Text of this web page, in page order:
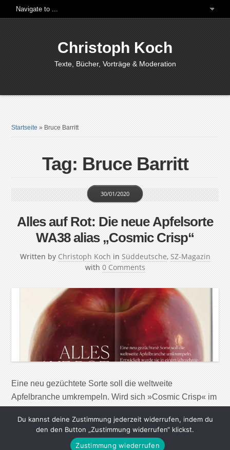
Christoph Koch
Texte, Bücher, Vorträge & Moderation
Startseite » Bruce Barritt
Tag: Bruce Barritt
Alles auf Rot: Die neue Apfelsorte
WA38 alias „Cosmic Crisp“
Written by Christoph Koch
30/01/2020
in Süddeutsche, SZ-Magazin
with 0 Comments
Eine neu gezüchtete Sorte soll die ­weltweite
Apfelbranche um­krempeln. Wird sich »Cosmic Crisp« im
Continue Reading
Du kannst deine Zustimmung jederzeit widerrufen, indem du
den den Button „Zustimmung widerrufen“ klickst.
Zustimmung wiederrufen